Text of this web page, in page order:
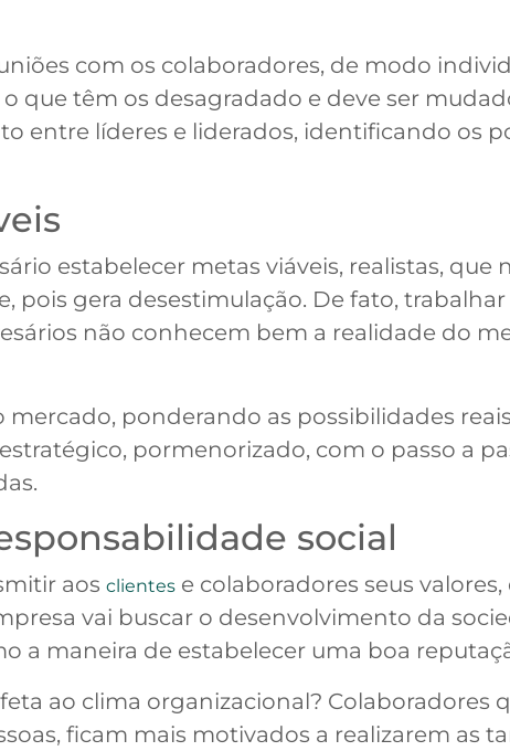
com os colaboradores, de modo
que têm os desagradado e deve ser
entre líderes e liderados, identificando os
estabelecer metas viáveis, realistas, que
pois gera desestimulação. De fato,
não conhecem bem a realidade do
mercado, ponderando as possibilidades
pormenorizado, com o passo a
social
aosclientes e colaboradores seus
vai buscar o desenvolvimento da
a maneira de estabelecer uma boa
ao clima organizacional? Colaboradores
ficam mais motivados a realizarem as